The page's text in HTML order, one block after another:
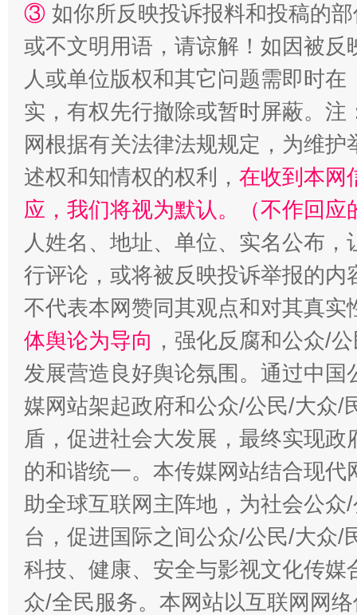
一颗心始终滚烫 还
③ 如你所反映投诉报料和投稿的
或不文明用语，请谅解！如因被
人或单位版权和其它问题需即时在
实，有权先行撤除或暂时屏蔽。
网根据有关法律法规规定，为维
述权和知情权的权利， 在收到本网
应，我们将视为默认。（不作回应
人姓名、地址、单位、实名公布
行评论，或将被反映投诉举报的
不代表本网赞同其观点和对其真实
体舆论为导向 ，强化反腐和公众/
发展营造良好舆论氛围。通过中
媒网站架起政府和公众/公民/大众/
盾，促进社会大发展，最终实现
的和谐统一。本传媒网站结合现
助全球互联网主阵地，为社会公
台，促进国际之间公众/公民/大众/
科技、健康、安全与影视文化传
众/全民服务。本网站以互联网网